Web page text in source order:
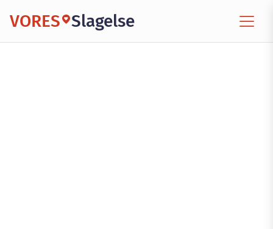
VORES Slagelse